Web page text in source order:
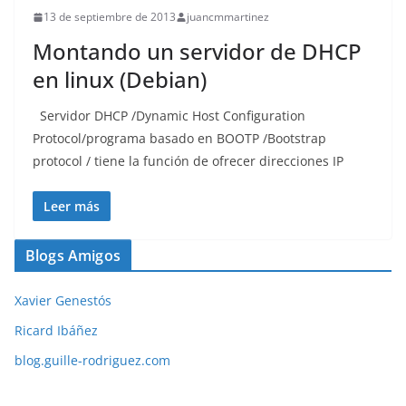
13 de septiembre de 2013 juancmmartinez
Montando un servidor de DHCP
en linux (Debian)
Servidor DHCP /Dynamic Host Configuration
Protocol/programa basado en BOOTP /Bootstrap
protocol / tiene la función de ofrecer direcciones IP
Leer más
Blogs Amigos
Xavier Genestós
Ricard Ibáñez
blog.guille-rodriguez.com